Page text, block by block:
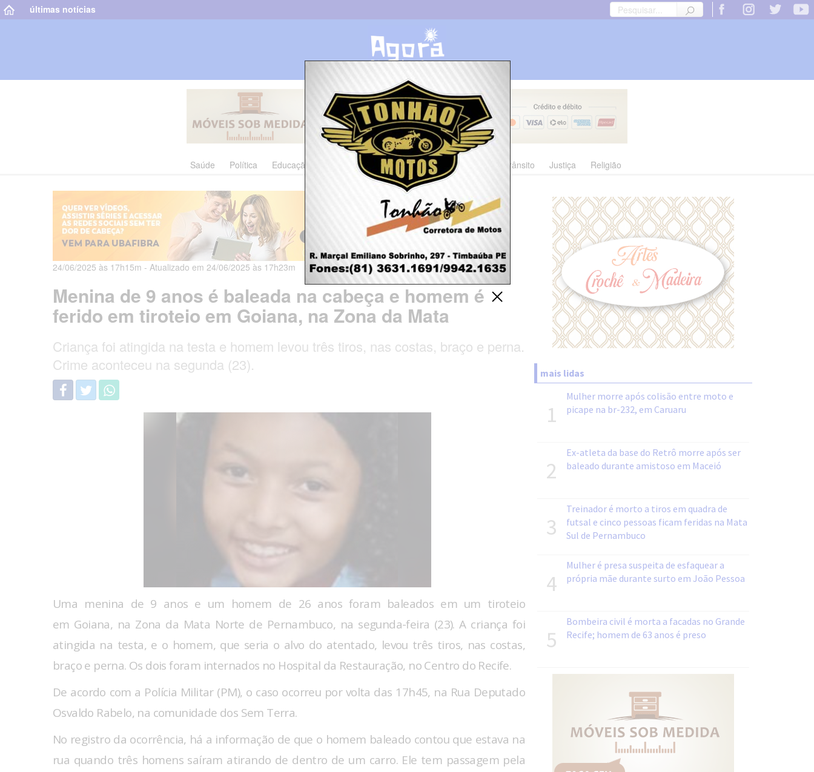
últimas notícias
Saúde Política Educação Cultura Polícia Economia Trânsito Justiça Religião
24/06/2025 às 17h15m - Atualizado em 24/06/2025 às 17h23m
Menina de 9 anos é baleada na cabeça e homem é
ferido em tiroteio em Goiana, na Zona da Mata
Criança foi atingida na testa e homem levou três tiros, nas costas, braço e perna.
Crime aconteceu na segunda (23).
Uma menina de 9 anos e um homem de 26 anos foram baleados em um tiroteio
em Goiana, na Zona da Mata Norte de Pernambuco, na segunda-feira (23). A criança foi
atingida na testa, e o homem, que seria o alvo do atentado, levou três tiros, nas costas,
braço e perna. Os dois foram internados no Hospital da Restauração, no Centro do Recife.
De acordo com a Polícia Militar (PM), o caso ocorreu por volta das 17h45, na Rua Deputado
Osvaldo Rabelo, na comunidade dos Sem Terra.
No registro da ocorrência, há a informação de que o homem baleado contou que estava na
rua quando três homens saíram atirando de dentro de um carro. Ele tem passagem pela
mais lidas
1
Mulher morre após colisão entre moto e
picape na br-232, em Caruaru
2
Ex-atleta da base do Retrô morre após ser
baleado durante amistoso em Maceió
3
Treinador é morto a tiros em quadra de
futsal e cinco pessoas ficam feridas na Mata
Sul de Pernambuco
4
Mulher é presa suspeita de esfaquear a
própria mãe durante surto em João Pessoa
5
Bombeira civil é morta a facadas no Grande
Recife; homem de 63 anos é preso